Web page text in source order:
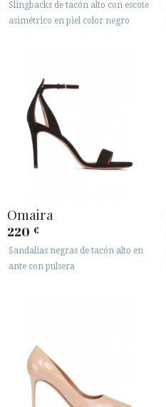
Slingbacks de tacón alto con escote
asimétrico en piel color negro
Omaira
220 €
Sandalias negras de tacón alto en
ante con pulsera